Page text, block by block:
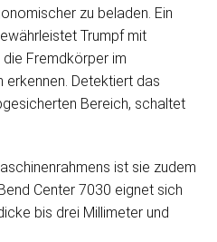
zu beladen. Ein
Trumpf mit
Fremdkörper im
Detektiert das
Bereich, schaltet
ist sie zudem
Center 7030 eignet sich
bis drei Millimeter und